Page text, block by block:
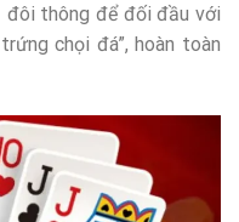
đôi thông để đối đầu với
chọi đá”, hoàn toàn